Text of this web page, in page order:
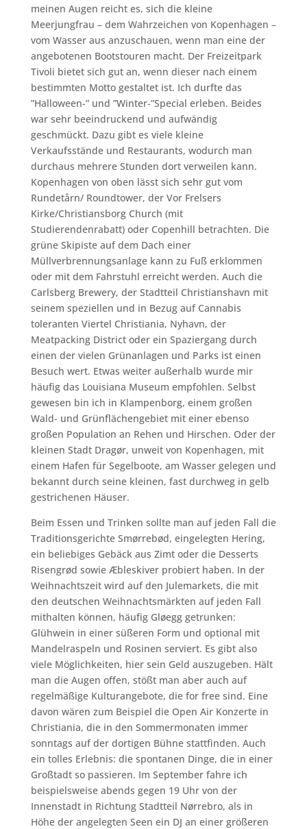
meinen Augen reicht es, sich die kleine
Meerjungfrau – dem Wahrzeichen von Kopenhagen –
vom Wasser aus anzuschauen, wenn man eine der
angebotenen Bootstouren macht. Der Freizeitpark
Tivoli bietet sich gut an, wenn dieser nach einem
bestimmten Motto gestaltet ist. Ich durfte das
”Halloween-” und ”Winter-”Special erleben. Beides
war sehr beeindruckend und aufwändig
geschmückt. Dazu gibt es viele kleine
Verkaufsstände und Restaurants, wodurch man
durchaus mehrere Stunden dort verweilen kann.
Kopenhagen von oben lässt sich sehr gut vom
Rundetårn/ Roundtower, der Vor Frelsers
Kirke/Christiansborg Church (mit
Studierendenrabatt) oder Copenhill betrachten. Die
grüne Skipiste auf dem Dach einer
Müllverbrennungsanlage kann zu Fuß erklommen
oder mit dem Fahrstuhl erreicht werden. Auch die
Carlsberg Brewery, der Stadtteil Christianshavn mit
seinem speziellen und in Bezug auf Cannabis
toleranten Viertel Christiania, Nyhavn, der
Meatpacking District oder ein Spaziergang durch
einen der vielen Grünanlagen und Parks ist einen
Besuch wert. Etwas weiter außerhalb wurde mir
häufig das Louisiana Museum empfohlen. Selbst
gewesen bin ich in Klampenborg, einem großen
Wald- und Grünflächengebiet mit einer ebenso
großen Population an Rehen und Hirschen. Oder der
kleinen Stadt Dragør, unweit von Kopenhagen, mit
einem Hafen für Segelboote, am Wasser gelegen und
bekannt durch seine kleinen, fast durchweg in gelb
gestrichenen Häuser.
Beim Essen und Trinken sollte man auf jeden Fall die
Traditionsgerichte Smørrebød, eingelegten Hering,
ein beliebiges Gebäck aus Zimt oder die Desserts
Risengrød sowie Æbleskiver probiert haben. In der
Weihnachtszeit wird auf den Julemarkets, die mit
den deutschen Weihnachtsmärkten auf jeden Fall
mithalten können, häufig Gløegg getrunken:
Glühwein in einer süßeren Form und optional mit
Mandelraspeln und Rosinen serviert. Es gibt also
viele Möglichkeiten, hier sein Geld auszugeben. Hält
man die Augen offen, stößt man aber auch auf
regelmäßige Kulturangebote, die for free sind. Eine
davon wären zum Beispiel die Open Air Konzerte in
Christiania, die in den Sommermonaten immer
sonntags auf der dortigen Bühne stattfinden. Auch
ein tolles Erlebnis: die spontanen Dinge, die in einer
Großtadt so passieren. Im September fahre ich
beispielsweise abends gegen 19 Uhr von der
Innenstadt in Richtung Stadtteil Nørrebro, als in
Höhe der angelegten Seen ein DJ an einer größeren